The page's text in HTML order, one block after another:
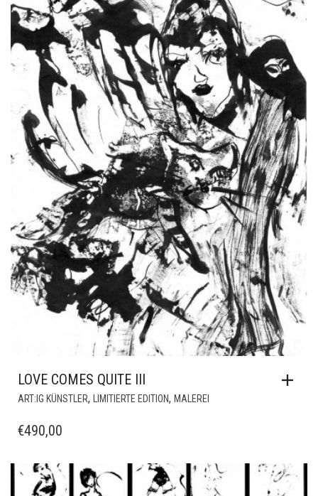
LOVE COMES QUITE III
ART:IG KÜNSTLER, LIMITIERTE EDITION, MALEREI
€490,00